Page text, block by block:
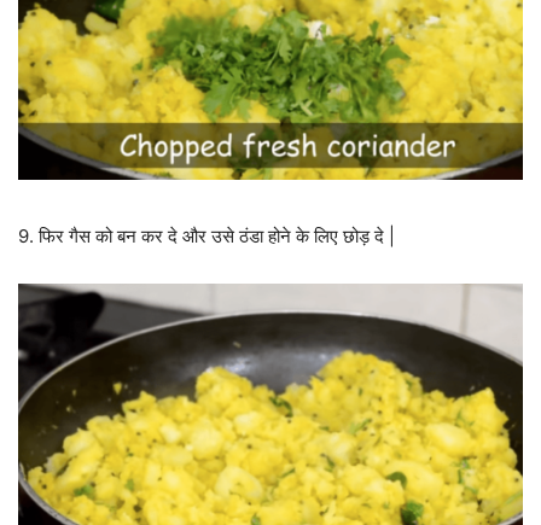
9. फिर गैस को बन कर दे और उसे ठंडा होने के लिए छोड़ दे |